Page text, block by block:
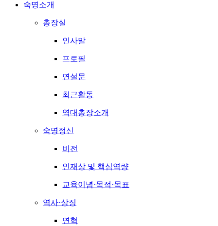
숙명소개
총장실
인사말
프로필
연설문
최근활동
역대총장소개
숙명정신
비전
인재상 및 핵심역량
교육이념·목적·목표
역사·상징
연혁